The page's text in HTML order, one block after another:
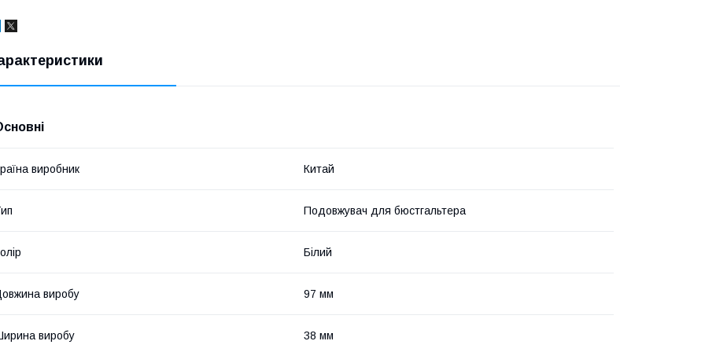
виробник Китай
Подовжувач для бюстгальтера
Білий
виробу 97 мм
виробу 38 мм